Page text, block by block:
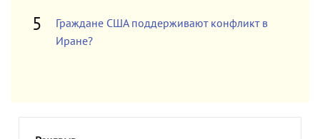
Граждане США поддерживают конфликт в
Иране?